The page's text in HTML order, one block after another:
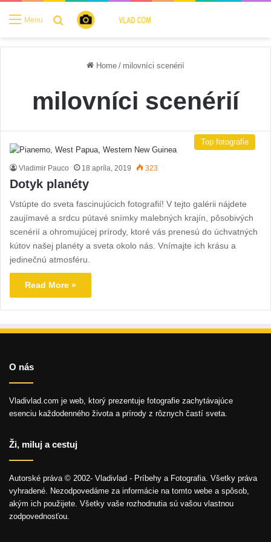
Menu Search for
Home / milovníci scenérií
milovníci scenérií
Top fotografie
Vladimir Pauco 18 apríla, 2019 323
Dotyk planéty
Vstúpte do sveta fascinujúcich fotografií! V tejto galérii nájdete
zaujímavé a srdcu pútavé snímky malebných krajín, pôsobivých
scenérií a ohromujúcej prírody, ktoré vás prenesú do úchvatných
kútov našej planéty a sveta okolo nás. Vnímajte ich krásu a
jedinečnú atmosféru.
Read More »
O nás
Vladivlad.com je web, ktorý prezentuje fotografie zachytávajúce
esenciu každodenného života a prírody z rôznych častí sveta.
Ži, miluj a cestuj
Autorské práva © 2002- Vladivlad - Príbehy a Fotografia. Všetky práva
vyhradené. Nezodpovedáme za informácie na tomto webe a spôsob,
akým ich použijete. Všetky vaše rozhodnutia sú vašou vlastnou
zodpovednosťou.